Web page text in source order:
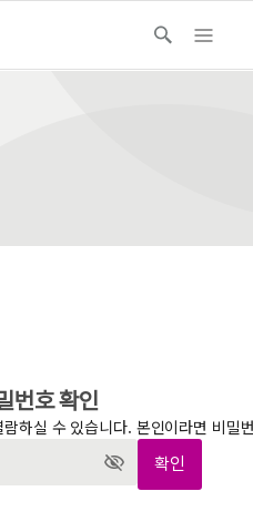
번호 확인
하실 수 있습니다. 본인이라면 비밀
확인